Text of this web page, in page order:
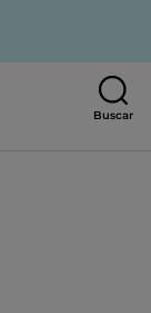
Buscar